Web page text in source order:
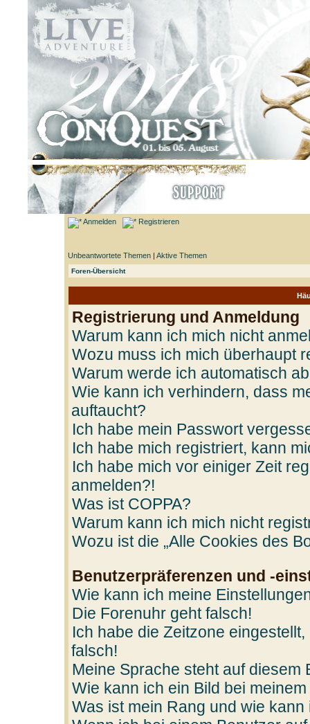
Anmelden Registrieren
Unbeantwortete Themen | Aktive Themen
Foren-Übersicht
Registrierung und Anmeldung
Warum kann ich mich nicht
Wozu muss ich mich überhaupt
Warum werde ich automatisch
Wie kann ich verhindern, dass
auftaucht?
Ich habe mein Passwort
Ich habe mich registriert, kann
Ich habe mich vor einiger Zeit
anmelden?!
Was ist COPPA?
Warum kann ich mich nicht
Wozu ist die „Alle Cookies des
Benutzerpräferenzen und -
Wie kann ich meine
Die Forenuhr geht falsch!
Ich habe die Zeitzone
falsch!
Meine Sprache steht auf diesem
Wie kann ich ein Bild bei
Was ist mein Rang und wie